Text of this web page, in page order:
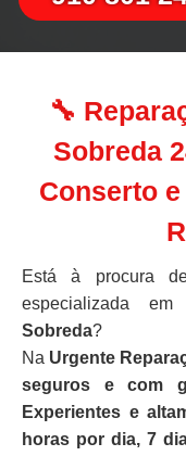
🔧
Sobreda
Conserto
Está à procura
especializada em
Sobreda?
Na Urgente
seguros e com
Experientes e
horas por dia, 7